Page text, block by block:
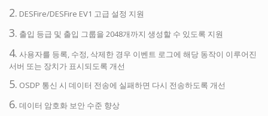
2. DESFire/DESFire EV1 고급 설정 지원
3. 출입 등급 및 출입 그룹을 2048개까지 생성할 수 있도록 지원
4. 사용자를 등록, 수정, 삭제한 경우 이벤트 로그에 해당 동작이 이루어진
서버 또는 장치가 표시되도록 개선
5. OSDP 통신 시 데이터 전송에 실패하면 다시 전송하도록 개선
6. 데이터 암호화 보안 수준 향상